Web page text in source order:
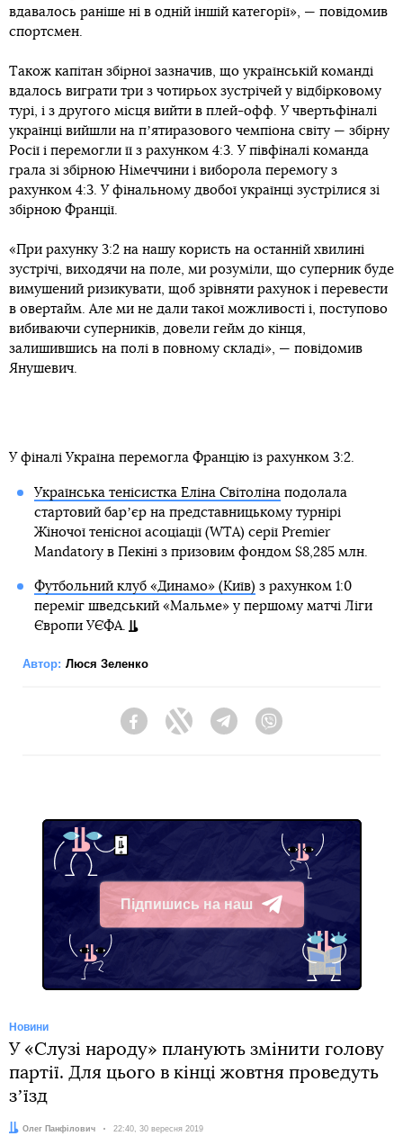
вдавалось раніше ні в одній іншій категорії», — повідомив
спортсмен.
Також капітан збірної зазначив, що українській команді
вдалось виграти три з чотирьох зустрічей у відбірковому
турі, і з другого місця вийти в плей-офф. У чвертьфіналі
українці вийшли на пʼятиразового чемпіона світу — збірну
Росії і перемогли її з рахунком 4:3. У півфіналі команда
грала зі збірною Німеччини і виборола перемогу з
рахунком 4:3. У фінальному двобої українці зустрілися зі
збірною Франції.
«При рахунку 3:2 на нашу користь на останній хвилині
зустрічі, виходячи на поле, ми розуміли, що суперник буде
вимушений ризикувати, щоб зрівняти рахунок і перевести
в овертайм. Але ми не дали такої можливості і, поступово
вибиваючи суперників, довели гейм до кінця,
залишившись на полі в повному складі», — повідомив
Янушевич.
У фіналі Україна перемогла Францію із рахунком 3:2.
Українська тенісистка Еліна Світолінаподолала
стартовий барʼєр на представницькому турнірі
Жіночої тенісної асоціації (WTA) серії Premier
Mandatory в Пекіні з призовим фондом $8,285 млн.
Футбольний клуб «Динамо» (Київ) з рахунком 1:0
переміг шведський «Мальме» у першому матчі Ліги
Європи УЄФА.
Автор: Люся Зеленко
FacebookTwitter Telegram
Підпишись на наш
Telegram
Новини
У «Слузі народу» планують змінити голову
партії. Для цього в кінці жовтня проведуть
зʼїзд
Автор:
Олег Панфілович Дата:
22:40, 30 вересня 2019